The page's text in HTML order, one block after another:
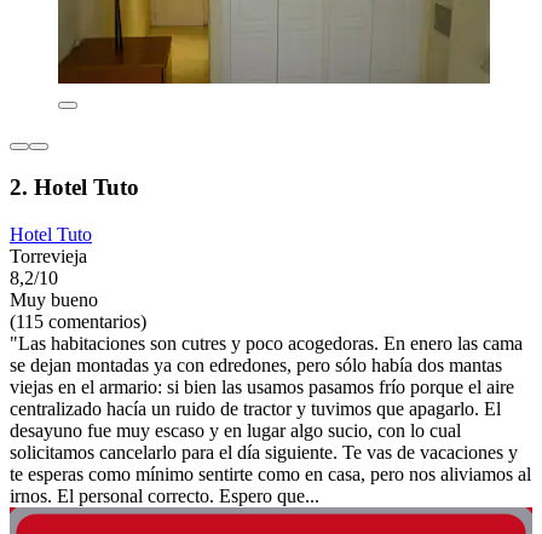
2. Hotel Tuto
Hotel Tuto
Torrevieja
8,2/10
Muy bueno
(115 comentarios)
"Las habitaciones son cutres y poco acogedoras. En enero las cama
se dejan montadas ya con edredones, pero sólo había dos mantas
viejas en el armario: si bien las usamos pasamos frío porque el aire
centralizado hacía un ruido de tractor y tuvimos que apagarlo. El
desayuno fue muy escaso y en lugar algo sucio, con lo cual
solicitamos cancelarlo para el día siguiente. Te vas de vacaciones y
te esperas como mínimo sentirte como en casa, pero nos aliviamos al
irnos. El personal correcto. Espero que...